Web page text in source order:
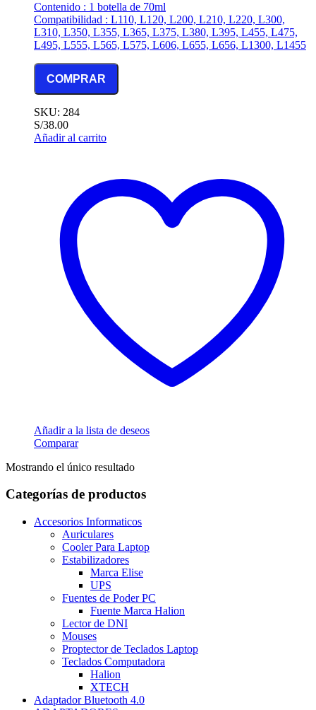
Contenido : 1 botella de 70ml
Compatibilidad : L110, L120, L200, L210, L220, L300,
L310, L350, L355, L365, L375, L380, L395, L455, L475,
L495, L555, L565, L575, L606, L655, L656, L1300, L1455
COMPRAR
SKU: 284
S/38.00
Añadir al carrito
Añadir a la lista de deseos
Comparar
Mostrando el único resultado
Categorías de productos
Accesorios Informaticos
Auriculares
Cooler Para Laptop
Estabilizadores
Marca Elise
UPS
Fuentes de Poder PC
Fuente Marca Halion
Lector de DNI
Mouses
Proptector de Teclados Laptop
Teclados Computadora
Halion
XTECH
Adaptador Bluetooth 4.0